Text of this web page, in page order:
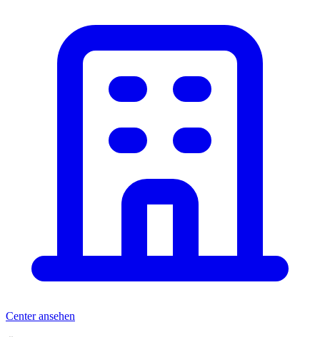
Center ansehen